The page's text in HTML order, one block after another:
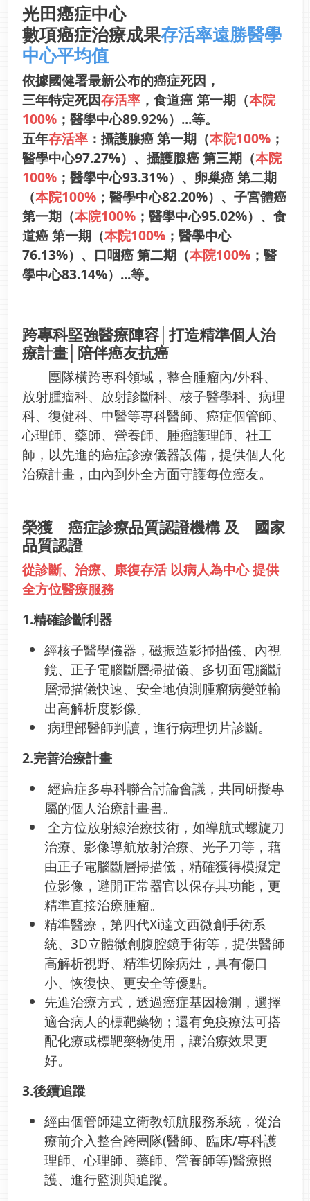
光田癌症中心
數項癌症治療成果存活率遠勝醫學
中心平均值
依據國健署最新公布的癌症死因，
三年特定死因存活率 ，食道癌 第一期（本院
100% ；醫學中心89.92%）...等。
五年存活率 ：攝護腺癌 第一期（本院100% ；
醫學中心97.27%）、攝護腺癌 第三期（本院
100% ；醫學中心93.31%）、卵巢癌 第二期
（本院100% ；醫學中心82.20%）、子宮體癌
第一期（本院100% ；醫學中心95.02%）、食
道癌 第一期（本院100% ；醫學中心
76.13%）、口咽癌 第二期（本院100% ；醫
學中心83.14%）...等。
跨專科堅強醫療陣容│打造精準個人治
療計畫│陪伴癌友抗癌
團隊橫跨專科領域，整合腫瘤內/外科、
放射腫瘤科、放射診斷科、核子醫學科、病理
科、復健科、中醫等專科醫師、癌症個管師、
心理師、藥師、營養師、腫瘤護理師、社工
師，以先進的癌症診療儀器設備，提供個人化
治療計畫，由內到外全方面守護每位癌友。
榮獲 癌症診療品質認證機構 及 國家
品質認證
從診斷、治療、康復存活 以病人為中心 提供
全方位醫療服務
1.精確診斷利器
經核子醫學儀器，磁振造影掃描儀、內視
鏡、正子電腦斷層掃描儀、多切面電腦斷
層掃描儀快速、安全地偵測腫瘤病變並輸
出高解析度影像。
病理部醫師判讀，進行病理切片診斷。
2.完善治療計畫
經癌症多專科聯合討論會議，共同研擬專
屬的個人治療計畫書。
全方位放射線治療技術，如導航式螺旋刀
治療、影像導航放射治療、光子刀等，藉
由正子電腦斷層掃描儀，精確獲得模擬定
位影像，避開正常器官以保存其功能，更
精準直接治療腫瘤。
精準醫療，第四代Xi達文西微創手術系
統、3D立體微創腹腔鏡手術等，提供醫師
高解析視野、精準切除病灶，具有傷口
小、恢復快、更安全等優點。
先進治療方式，透過癌症基因檢測，選擇
適合病人的標靶藥物；還有免疫療法可搭
配化療或標靶藥物使用，讓治療效果更
好。
3.後續追蹤
經由個管師建立衛教領航服務系統，從治
療前介入整合跨團隊(醫師、臨床/專科護
理師、心理師、藥師、營養師等)醫療照
護、進行監測與追蹤。